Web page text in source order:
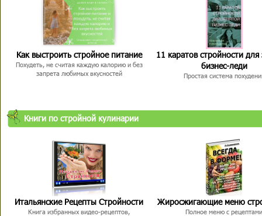
Как выстроить стройное питание
Похудеть, не считая каждую калорию и без
запрета любимых вкусностей
11 каратов стройности для
бизнес-леди
Простая система
Книги по стройной кулинарии
Итальянские Рецепты Стройности
Книга избранных видео-рецептов,
Жиросжигающие меню
Полное меню с рецептами